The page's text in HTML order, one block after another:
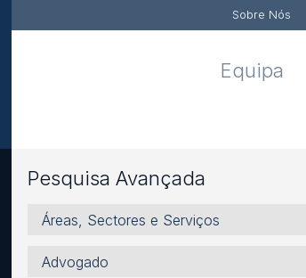
Sobre Nós
Equipa
Pesquisa Avançada
Áreas,
Sectores
Serviços
Advogado